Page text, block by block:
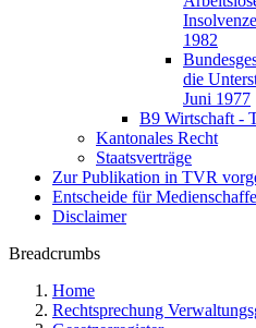
1982
die
Juni 1977
B9 Wirtschaft -
Kantonales Recht
Staatsverträge
Zur Publikation in TVR
Entscheide für
Disclaimer
Breadcrumbs
Home
Rechtsprechung